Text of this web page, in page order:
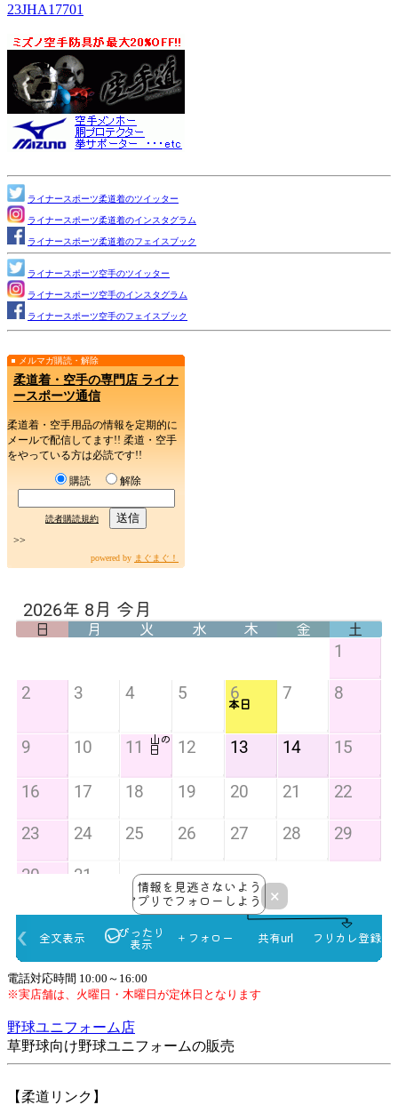
23JHA17701
ライナースポーツ柔道着のツイッター
ライナースポーツ柔道着のインスタグラム
ライナースポーツ柔道着のフェイスブック
ライナースポーツ空手のツイッター
ライナースポーツ空手のインスタグラム
ライナースポーツ空手のフェイスブック
メルマガ購読・解除
柔道着・空手の専門店 ライナ
ースポーツ通信
柔道着・空手用品の情報を定期的に
メールで配信してます!! 柔道・空手
をやっている方は必読です!!
購読 解除
読者購読規約
>>
powered by まぐまぐ！
電話対応時間 10:00～16:00
※実店舗は、火曜日・木曜日が定休日となります
野球ユニフォーム店
草野球向け野球ユニフォームの販売
【柔道リンク】